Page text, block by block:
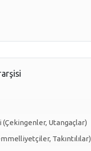
(Çekingenler, Utangaçlar)
Takıntılılar)